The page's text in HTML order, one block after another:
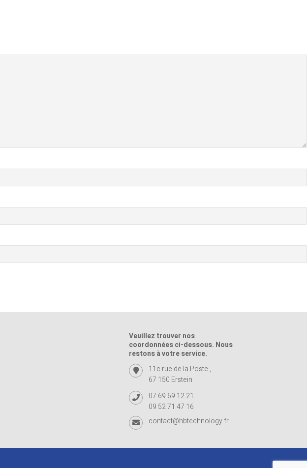
Veuillez trouver nos
coordonnées ci-dessous. Nous
restons à votre service.
11c rue de la Poste ,
67 150 Erstein
07 69 69 12 21
09 52 71 47 16
contact@hbtechnology.fr